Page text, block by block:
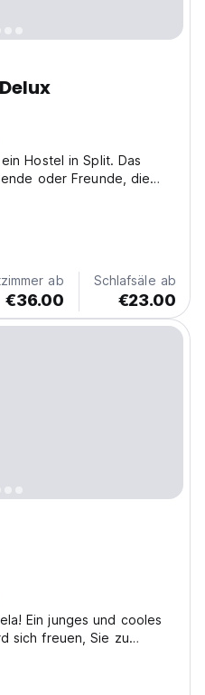
Hostel in Split. Das
oder Freunde, die
ab
€36.00
Schlafsäle ab
€23.00
Ein junges und cooles
sich freuen, Sie zu